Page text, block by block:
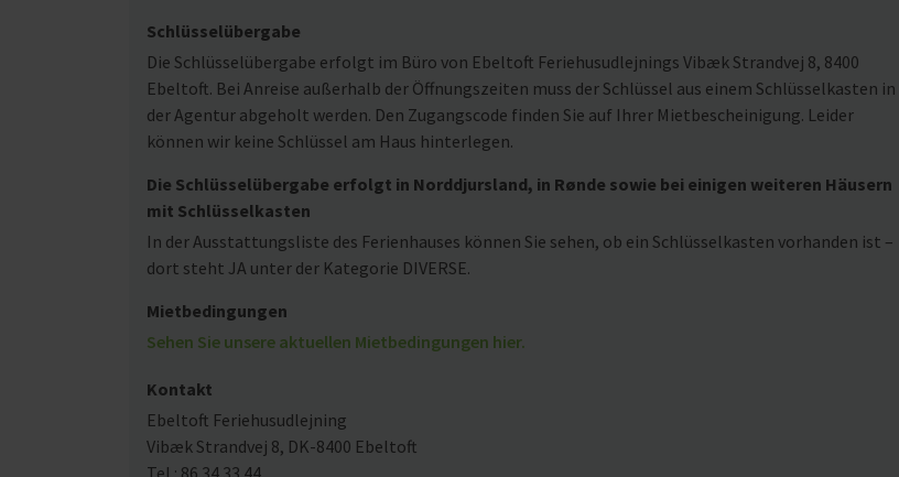
Schlüsselübergabe
Die Schlüsselübergabe erfolgt im Büro von Ebeltoft Feriehusudlejnings Vibæk Strandvej 8, 8400
Ebeltoft. Bei Anreise außerhalb der Öffnungszeiten muss der Schlüssel aus einem Schlüsselkasten in
der Agentur abgeholt werden. Den Zugangscode finden Sie auf Ihrer Mietbescheinigung. Leider
können wir keine Schlüssel am Haus hinterlegen.
Die Schlüsselübergabe erfolgt in Norddjursland, in Rønde sowie bei einigen weiteren Häusern
mit Schlüsselkasten
In der Ausstattungsliste des Ferienhauses können Sie sehen, ob ein Schlüsselkasten vorhanden ist –
dort steht JA unter der Kategorie DIVERSE.
Mietbedingungen
Sehen Sie unsere aktuellen Mietbedingungen hier.
Kontakt
Ebeltoft Feriehusudlejning
Vibæk Strandvej 8, DK-8400 Ebeltoft
Tel.: 86 34 33 44